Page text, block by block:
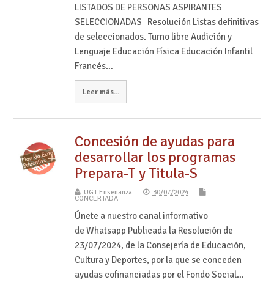
LISTADOS DE PERSONAS ASPIRANTES
SELECCIONADAS Resolución Listas definitivas
de seleccionados. Turno libre Audición y
Lenguaje Educación Física Educación Infantil
Francés…
Leer más...
Concesión de ayudas para
desarrollar los programas
Prepara-T y Titula-S
UGT Enseñanza 30/07/2024
CONCERTADA
Únete a nuestro canal informativo
de Whatsapp Publicada la Resolución de
23/07/2024, de la Consejería de Educación,
Cultura y Deportes, por la que se conceden
ayudas cofinanciadas por el Fondo Social…